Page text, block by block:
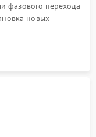
фазового перехода
новых
на память и цепи
подключение и